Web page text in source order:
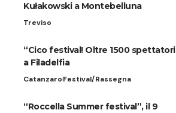
Kułakowski a Montebelluna
Treviso
“Cico festival! Oltre 1500 spettatori
a Filadelfia
CatanzaroFestival/Rassegna
“Roccella Summer festival”, il 9